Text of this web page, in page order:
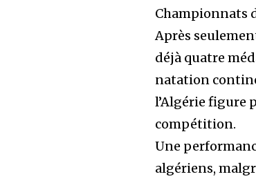
Championnats
Après
déjà quatre
natation
l’Algérie figure
compétition.
Une
algériens,